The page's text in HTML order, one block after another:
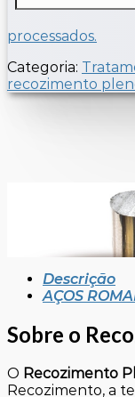
processados.
Categoria:
recozimento
Descrição
AÇOS
Sobre o
O Recozimento
Recozimento, a